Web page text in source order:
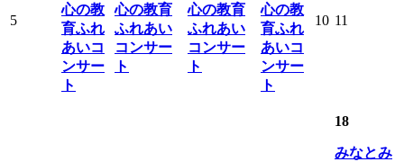
5
心の教
育ふれ
あいコ
ンサー
ト
心の教育
ふれあい
コンサー
ト
心の教育
ふれあい
コンサー
ト
心の教
育ふれ
あいコ
ンサー
ト
10 11
18
みなとみ